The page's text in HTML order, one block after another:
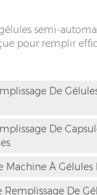
semi-
pour remplir
conviviale qui
précis. sa
avec une nouvelle
verrouillage
De
De
Machine À
De